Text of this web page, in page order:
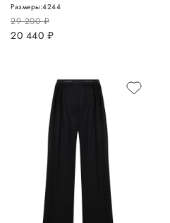
29 200руб.
20 440 руб.
Размеры:4244